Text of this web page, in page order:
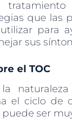
que las
para
sus
el TOC
la
el ciclo de
ser